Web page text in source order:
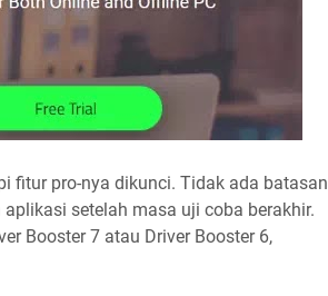
fitur pro-nya dikunci. Tidak ada batasan
setelah masa uji coba berakhir.
Booster 7 atau Driver Booster 6,